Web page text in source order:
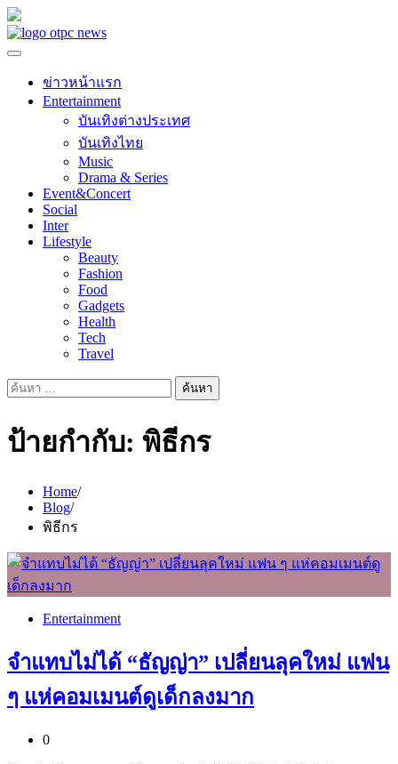
Skip
to
ข่าวหน้าแรก
Entertainment
บันเทิงต่างประเทศ
บันเทิงไทย
Music
Drama & Series
Event&Concert
Social
Inter
Lifestyle
Beauty
Fashion
Food
Gadgets
Health
Tech
Travel
ค้นหา
ป้ายกำกับ: พิธีกร
Home
Blog
พิธีกร
Entertainment
จำแทบไม่ได้ “ธัญญ่า” เปลี่ยนลุคใหม่ แฟน
ๆ แห่คอมเมนต์ดูเด็กลงมาก
0